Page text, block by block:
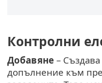
Контролни
Добавяне –
допълнение към